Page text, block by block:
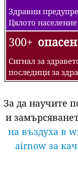
Здравни
Цялото
300+ опасен
Сигнал за
последици за
За да научите
и
на въздуха в
airnow за